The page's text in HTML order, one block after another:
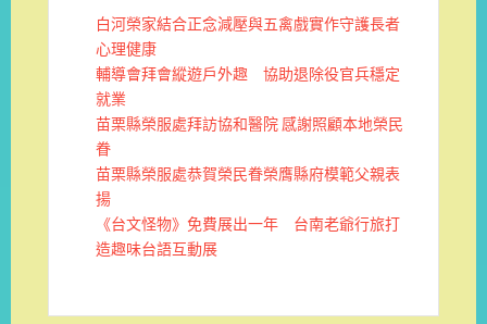
白河榮家結合正念減壓與五禽戲實作守護長者
心理健康
輔導會拜會縱遊戶外趣 協助退除役官兵穩定
就業
苗栗縣榮服處拜訪協和醫院 感謝照顧本地榮民
眷
苗栗縣榮服處恭賀榮民眷榮膺縣府模範父親表
揚
《台文怪物》免費展出一年 台南老爺行旅打
造趣味台語互動展